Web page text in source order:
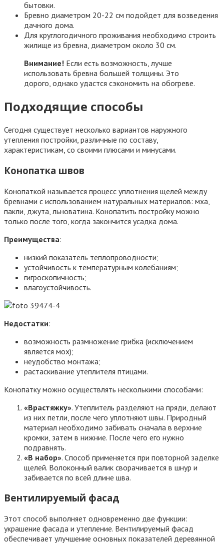
бытовки.
Бревно диаметром 20-22 см подойдет для возведения
дачного дома.
Для круглогодичного проживания необходимо строить
жилище из бревна, диаметром около 30 см.
Внимание! Если есть возможность, лучше
использовать бревна большей толщины. Это
дорого, однако удастся сэкономить на обогреве.
Подходящие способы
Сегодня существует несколько вариантов наружного
утепления постройки, различные по составу,
характеристикам, со своими плюсами и минусами.
Конопатка швов
Конопаткой называется процесс уплотнения щелей между
бревнами с использованием натуральных материалов: мха,
пакли, джута, льноватина. Конопатить постройку можно
только после того, когда закончится усадка дома.
Преимущества:
низкий показатель теплопроводности;
устойчивость к температурным колебаниям;
гигроскопичность;
влагоустойчивость.
Недостатки:
возможность размножение грибка (исключением
является мох);
неудобство монтажа;
растаскивание утеплителя птицами.
Конопатку можно осуществлять несколькими способами:
«Врастяжку». Утеплитель разделяют на пряди, делают
из них петли, после чего уплотняют швы. Природный
материал необходимо забивать сначала в верхние
кромки, затем в нижние. После чего его нужно
подравнять.
«В набор». Способ применяется при повторной заделке
щелей. Волоконный валик сворачивается в шнур и
забивается по всей длине шва.
Вентилируемый фасад
Этот способ выполняет одновременно две функции:
украшение фасада и утепление. Вентилируемый фасад
обеспечивает улучшение основных показателей деревянной